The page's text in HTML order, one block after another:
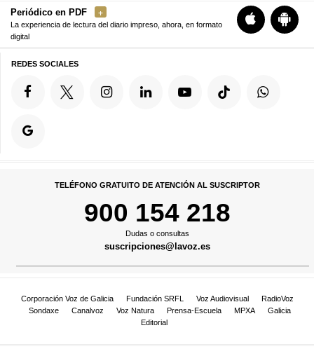
Periódico en PDF
La experiencia de lectura del diario impreso, ahora, en formato
digital
REDES SOCIALES
TELÉFONO GRATUITO DE ATENCIÓN AL SUSCRIPTOR
900 154 218
Dudas o consultas
suscripciones@lavoz.es
Corporación Voz de Galicia Fundación SRFL Voz Audiovisual
RadioVoz
Sondaxe
Canalvoz Voz Natura Prensa-Escuela MPXA
Galicia
Editorial